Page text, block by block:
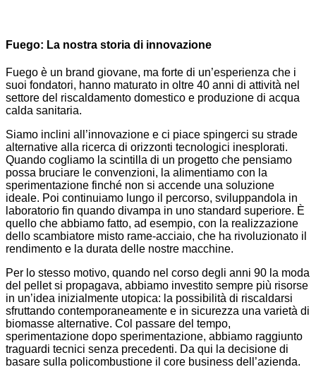
Fuego: La nostra storia di innovazione
Fuego è un brand giovane, ma forte di un’esperienza che i
suoi fondatori, hanno maturato in oltre 40 anni di attività nel
settore del riscaldamento domestico e produzione di acqua
calda sanitaria.
Siamo inclini all’innovazione e ci piace spingerci su strade
alternative alla ricerca di orizzonti tecnologici inesplorati.
Quando cogliamo la scintilla di un progetto che pensiamo
possa bruciare le convenzioni, la alimentiamo con la
sperimentazione finché non si accende una soluzione
ideale. Poi continuiamo lungo il percorso, sviluppandola in
laboratorio fin quando divampa in uno standard superiore. È
quello che abbiamo fatto, ad esempio, con la realizzazione
dello scambiatore misto rame-acciaio, che ha rivoluzionato il
rendimento e la durata delle nostre macchine.
Per lo stesso motivo, quando nel corso degli anni 90 la moda
del pellet si propagava, abbiamo investito sempre più risorse
in un’idea inizialmente utopica: la possibilità di riscaldarsi
sfruttando contemporaneamente e in sicurezza una varietà di
biomasse alternative. Col passare del tempo,
sperimentazione dopo sperimentazione, abbiamo raggiunto
traguardi tecnici senza precedenti. Da qui la decisione di
basare sulla policombustione il core business dell’azienda.